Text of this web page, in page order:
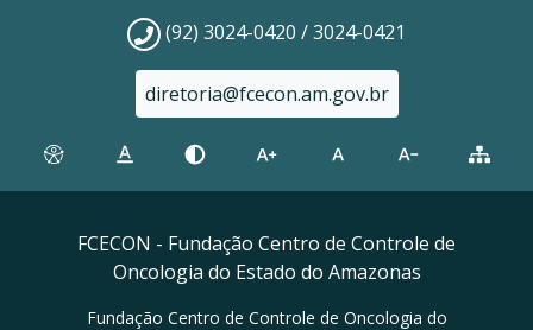
(92) 3024-0420 / 3024-0421
diretoria@fcecon.am.gov.br
FCECON - Fundação Centro de Controle de
Oncologia do Estado do Amazonas
Fundação Centro de Controle de Oncologia do